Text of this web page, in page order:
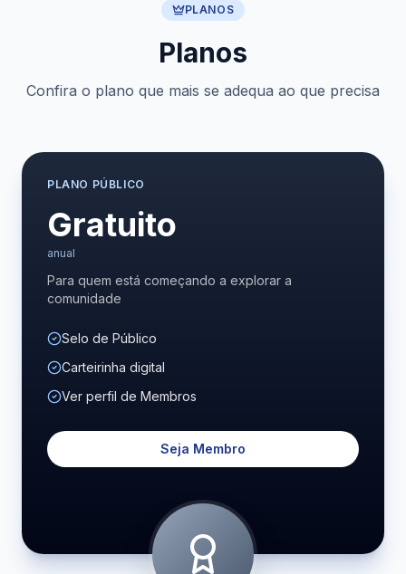
PLANOS
Planos
Confira o plano que mais se adequa ao que precisa
PLANO PÚBLICO
Gratuito
anual
Para quem está começando a explorar a
comunidade
Selo de Público
Carteirinha digital
Ver perfil de Membros
Seja Membro